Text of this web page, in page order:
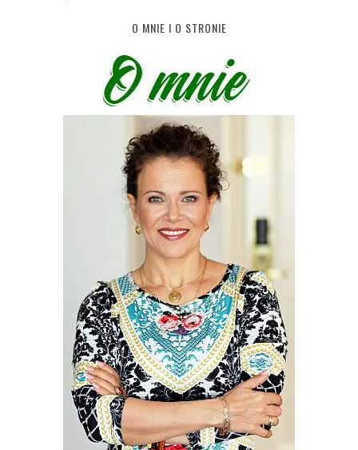
O MNIE I O STRONIE